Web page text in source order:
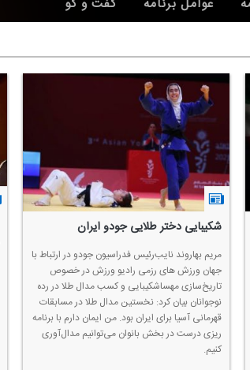
شكیبایی دختر طلایی جودو ایران
مریم بهاروند نایب‌رئیس فدراسیون جودو در ارتباط با
جهان ورزش های رزمی رادیو ورزش در خصوص
تاریخ‌سازی مهساشكیبایی و كسب مدال طلا در رده
نوجوانان بیان كرد: نخستین مدال طلا در مسابقات
قهرمانی آسیا برای ایران بود. من ایمان دارم با برنامه
ریزی درست در بخش بانوان می‌توانیم مدال‌آوری
كنیم.